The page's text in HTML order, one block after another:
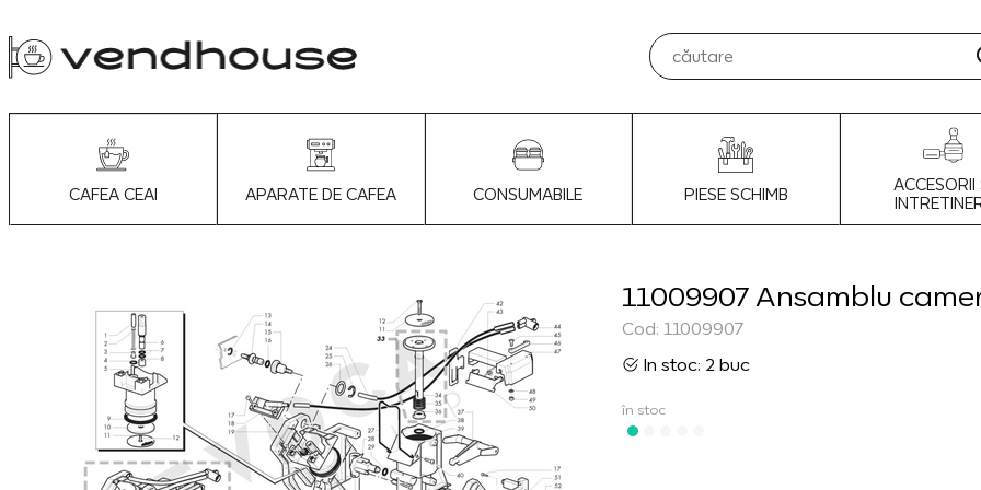
CAFEA CEAI APARATE DE CAFEA CONSUMABILE PIESE SCHIMB
ACCESORII
11009907 Ansamblu
Cod: 11009907
In stoc: 2 buc
în stoc